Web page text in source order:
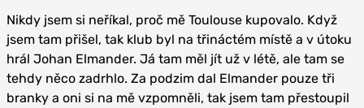
Nikdy jsem si neříkal, proč mě Toulouse kupovalo. Když
jsem tam přišel, tak klub byl na třináctém místě a v útoku
hrál Johan Elmander. Já tam měl jít už v létě, ale tam se
tehdy něco zadrhlo. Za podzim dal Elmander pouze tři
branky a oni si na mě vzpomněli, tak jsem tam přestoupil